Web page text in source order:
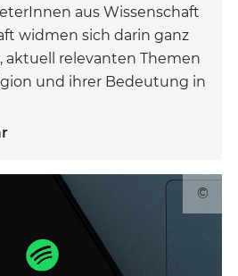
aus Wissenschaft
widmen sich darin ganz
aktuell relevanten Themen
und ihrer Bedeutung in
©